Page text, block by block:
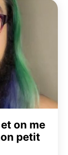
on me
petit